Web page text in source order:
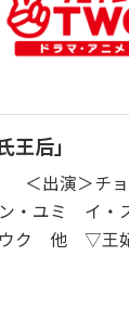
王后」
＜出演＞チ
・ユミ イ・
ク 他 ▽王妃